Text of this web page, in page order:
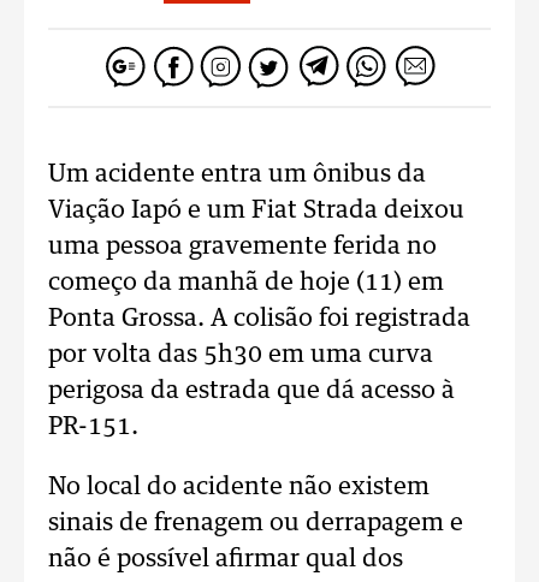
Um acidente entra um ônibus da
Viação Iapó e um Fiat Strada deixou
uma pessoa gravemente ferida no
começo da manhã de hoje (11) em
Ponta Grossa. A colisão foi registrada
por volta das 5h30 em uma curva
perigosa da estrada que dá acesso à
PR-151.
No local do acidente não existem
sinais de frenagem ou derrapagem e
não é possível afirmar qual dos